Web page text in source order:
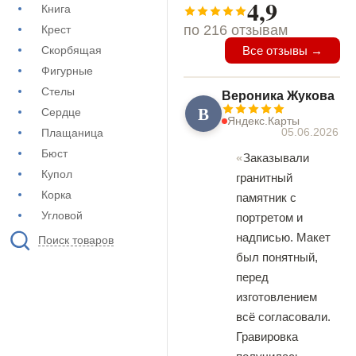
Книга
Крест
Скорбящая
Фигурные
Стелы
Сердце
Плащаница
Бюст
Купол
Корка
Угловой
Поиск товаров
4,9
по 216 отзывам
Все отзывы →
В
Вероника Жукова
Яндекс.Карты
05.06.2026
Заказывали
гранитный
памятник с
портретом и
надписью. Макет
был понятный,
перед
изготовлением
всё согласовали.
Гравировка